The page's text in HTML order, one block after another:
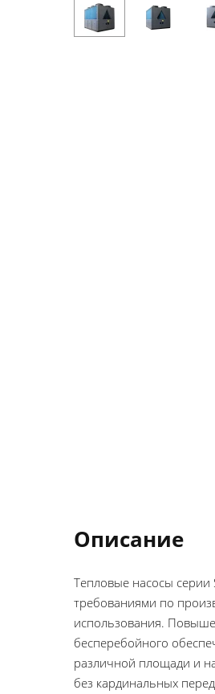
Описание
Тепловые насосы серии
требованиями по
использования.
бесперебойного
различной площади и
без кардинальных